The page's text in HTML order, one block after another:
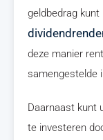
geldbedrag
deze manier
samengestelde
Daarnaast kunt
te investeren